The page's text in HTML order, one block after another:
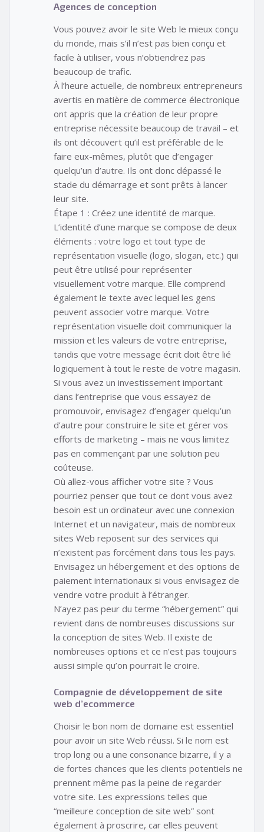
Agences de conception
Vous pouvez avoir le site Web le mieux conçu
du monde, mais s’il n’est pas bien conçu et
facile à utiliser, vous n’obtiendrez pas
beaucoup de trafic.
À l’heure actuelle, de nombreux entrepreneurs
avertis en matière de commerce électronique
ont appris que la création de leur propre
entreprise nécessite beaucoup de travail – et
ils ont découvert qu’il est préférable de le
faire eux-mêmes, plutôt que d’engager
quelqu’un d’autre. Ils ont donc dépassé le
stade du démarrage et sont prêts à lancer
leur site.
Étape 1 : Créez une identité de marque.
L’identité d’une marque se compose de deux
éléments : votre logo et tout type de
représentation visuelle (logo, slogan, etc.) qui
peut être utilisé pour représenter
visuellement votre marque. Elle comprend
également le texte avec lequel les gens
peuvent associer votre marque. Votre
représentation visuelle doit communiquer la
mission et les valeurs de votre entreprise,
tandis que votre message écrit doit être lié
logiquement à tout le reste de votre magasin.
Si vous avez un investissement important
dans l’entreprise que vous essayez de
promouvoir, envisagez d’engager quelqu’un
d’autre pour construire le site et gérer vos
efforts de marketing – mais ne vous limitez
pas en commençant par une solution peu
coûteuse.
Où allez-vous afficher votre site ? Vous
pourriez penser que tout ce dont vous avez
besoin est un ordinateur avec une connexion
Internet et un navigateur, mais de nombreux
sites Web reposent sur des services qui
n’existent pas forcément dans tous les pays.
Envisagez un hébergement et des options de
paiement internationaux si vous envisagez de
vendre votre produit à l’étranger.
N’ayez pas peur du terme “hébergement” qui
revient dans de nombreuses discussions sur
la conception de sites Web. Il existe de
nombreuses options et ce n’est pas toujours
aussi simple qu’on pourrait le croire.
Compagnie de développement de site
web d’ecommerce
Choisir le bon nom de domaine est essentiel
pour avoir un site Web réussi. Si le nom est
trop long ou a une consonance bizarre, il y a
de fortes chances que les clients potentiels ne
prennent même pas la peine de regarder
votre site. Les expressions telles que
“meilleure conception de site web” sont
également à proscrire, car elles peuvent